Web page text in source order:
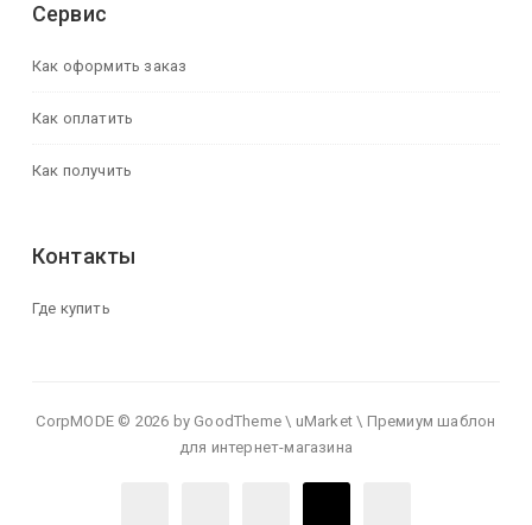
Сервис
Как оформить заказ
Как оплатить
Как получить
Контакты
Где купить
CorpMODE © 2026 by GoodTheme \ uMarket \ Премиум шаблон
для интернет-магазина